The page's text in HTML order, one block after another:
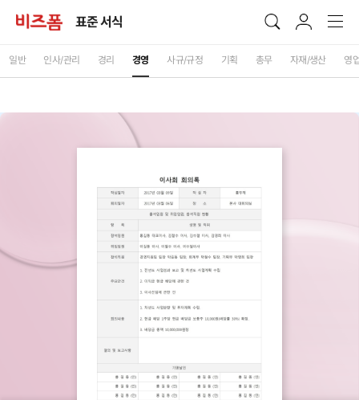
표준 서식
일반 인사/관리 경리 경영 사규/규정 기획 총무 자재/생산 영